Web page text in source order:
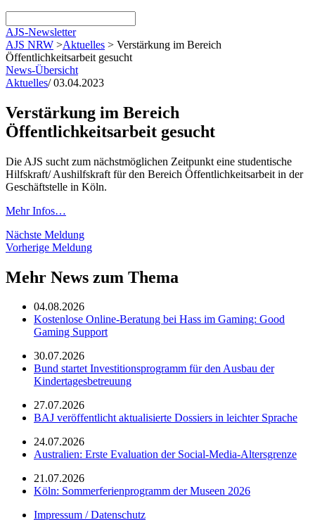
AJS-Newsletter
AJS NRW >Aktuelles > Verstärkung im Bereich
Öffentlichkeitsarbeit gesucht
News-Übersicht
Aktuelles/03.04.2023
Verstärkung im Bereich
Öffentlichkeitsarbeit gesucht
Die AJS sucht zum nächstmöglichen Zeitpunkt eine studentische
Hilfskraft/ Aushilfskraft für den Bereich Öffentlichkeitsarbeit in der
Geschäftstelle in Köln.
Mehr Infos…
Nächste Meldung
Vorherige Meldung
Mehr News zum Thema
04.08.2026
Kostenlose Online-Beratung bei Hass im Gaming: Good
Gaming Support
30.07.2026
Bund startet Investitionsprogramm für den Ausbau der
Kindertagesbetreuung
27.07.2026
BAJ veröffentlicht aktualisierte Dossiers in leichter Sprache
24.07.2026
Australien: Erste Evaluation der Social-Media-Altersgrenze
21.07.2026
Köln: Sommerferienprogramm der Museen 2026
Impressum / Datenschutz